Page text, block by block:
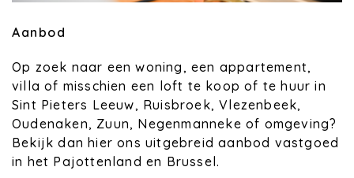
Aanbod
Op zoek naar een woning, een appartement,
villa of misschien een loft te koop of te huur in
Sint Pieters Leeuw, Ruisbroek, Vlezenbeek,
Oudenaken, Zuun, Negenmanneke of omgeving?
Bekijk dan hier ons uitgebreid aanbod vastgoed
in het Pajottenland en Brussel.